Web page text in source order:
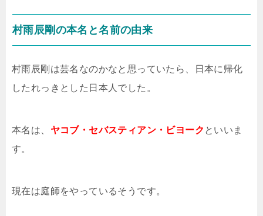
村雨辰剛の本名と名前の由来
村雨辰剛は芸名なのかなと思っていたら、日本に帰化
したれっきとした日本人でした。
本名は、 ヤコブ・セバスティアン・ビヨーク といいま
す。
現在は庭師をやっているそうです。